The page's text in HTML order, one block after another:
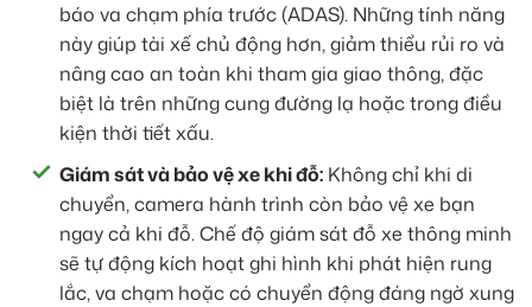
báo va chạm phía trước (ADAS). Những tính năng
này giúp tài xế chủ động hơn, giảm thiểu rủi ro và
nâng cao an toàn khi tham gia giao thông, đặc
biệt là trên những cung đường lạ hoặc trong điều
kiện thời tiết xấu.
Giám sát và bảo vệ xe khi đỗ: Không chỉ khi di
chuyển, camera hành trình còn bảo vệ xe bạn
ngay cả khi đỗ. Chế độ giám sát đỗ xe thông minh
sẽ tự động kích hoạt ghi hình khi phát hiện rung
lắc, va chạm hoặc có chuyển động đáng ngờ xung